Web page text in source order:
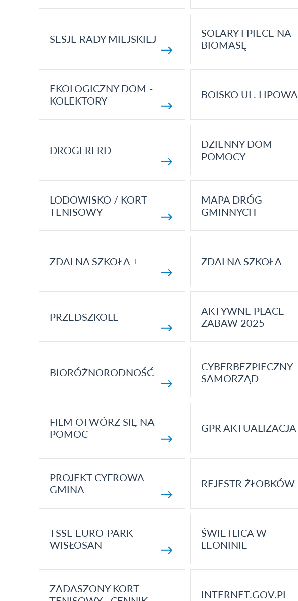
SESJE RADY MIEJSKIEJ
SOLARY I PIECE NA
BIOMASĘ
EKOLOGICZNY DOM -
KOLEKTORY
BOISKO UL. LIPOWA
DROGI RFRD
DZIENNY DOM
POMOCY
LODOWISKO / KORT
TENISOWY
MAPA DRÓG
GMINNYCH
ZDALNA SZKOŁA + ZDALNA SZKOŁA
PRZEDSZKOLE
AKTYWNE PLACE
ZABAW 2025
BIORÓŻNORODNOŚĆ
CYBERBEZPIECZNY
SAMORZĄD
FILM OTWÓRZ SIĘ NA
POMOC
GPR AKTUALIZACJA
PROJEKT CYFROWA
GMINA
REJESTR ŻŁOBKÓW
TSSE EURO-PARK
WISŁOSAN
ŚWIETLICA W
LEONINIE
ZADASZONY KORT
INTERNET.GOV.PL